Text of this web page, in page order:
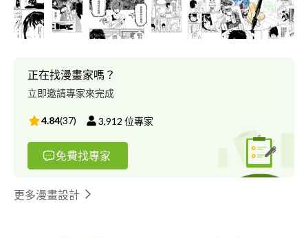
正在找漫畫家嗎？
立即邀請專家來完成
4.84(37) 3,912 位專家
免費找專家
更多漫畫設計